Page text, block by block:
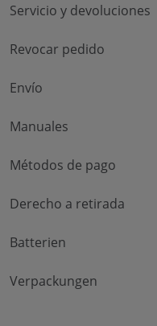
Servicio y devoluciones
Revocar pedido
Envío
Manuales
Métodos de pago
Derecho a retirada
Batterien
Verpackungen